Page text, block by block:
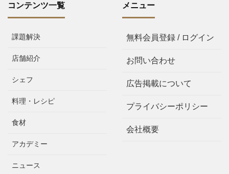
コンテンツ一覧
課題解決
店舗紹介
シェフ
料理・レシピ
食材
アカデミー
ニュース
メニュー
無料会員登録 / ログイン
お問い合わせ
広告掲載について
プライバシーポリシー
会社概要